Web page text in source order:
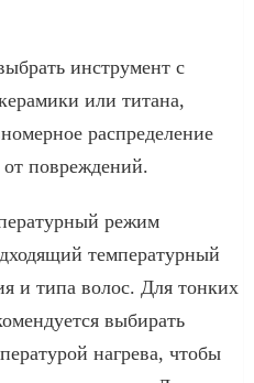
инструмент с
или титана,
распределение
повреждений.
режим
температурный
и типа волос. Для тонких
выбирать
нагрева, чтобы